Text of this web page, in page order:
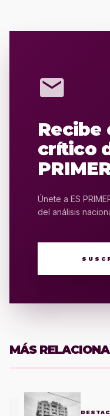
mail
Recibe
crítico
Únete a ES
del análisis
MÁS